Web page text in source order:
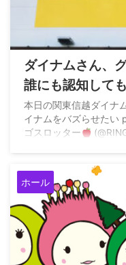
ダイナムさん、
誰にも認知して
態らしい
本日の関東信越ダイナ
イナムをバズらせた
ゴスロッター
ホール